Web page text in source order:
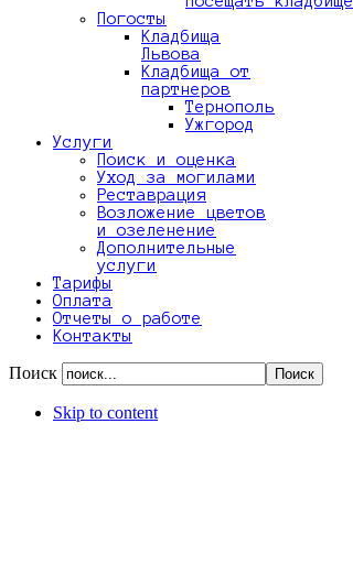
Погосты
Кладбища
Львова
Кладбища от
партнеров
Тернополь
Ужгород
Услуги
Поиск и оценка
Уход за могилами
Реставрация
Возложение цветов
и озеленение
Дополнительные
услуги
Тарифы
Оплата
Отчеты о работе
Контакты
Поиск
Skip to content